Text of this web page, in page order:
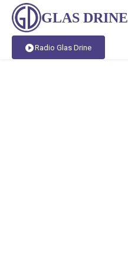
GLAS DRINE
Radio Glas Drine